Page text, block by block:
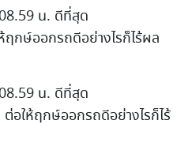
น. ดีที่สุด
ฤกษ์ออกรถดีอย่างไรก็ไร้ผล
น. ดีที่สุด
อให้ฤกษ์ออกรถดีอย่างไรก็ไร้